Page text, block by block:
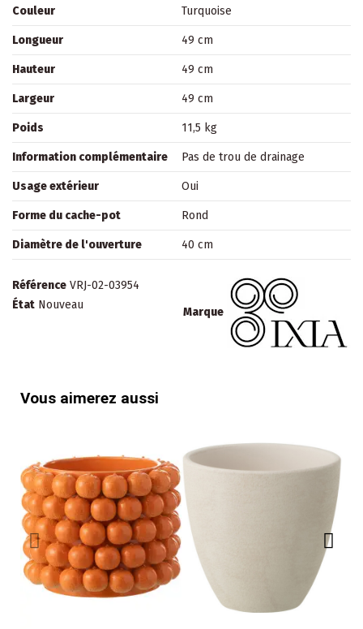
Couleur Turquoise
Longueur 49 cm
Hauteur 49 cm
Largeur 49 cm
Poids 11,5 kg
Information complémentaire Pas de trou de drainage
Usage extérieur Oui
Forme du cache-pot Rond
Diamètre de l'ouverture 40 cm
Marque
Référence VRJ-02-03954
État Nouveau
Vous aimerez aussi